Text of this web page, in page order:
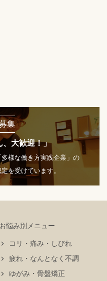
集
、大歓迎！」
様な働き方実践企業」の
受けています。
お悩み別メニュー
コリ・痛み・しびれ
疲れ・なんとなく不調
ゆがみ・骨盤矯正